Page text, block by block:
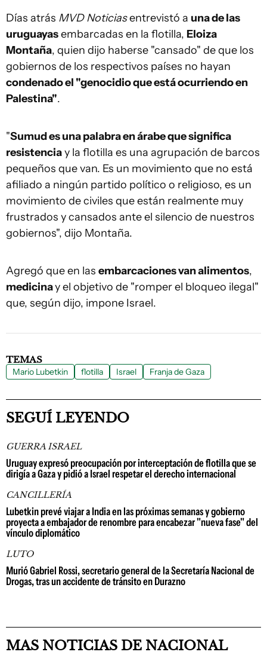
Días atrás MVD Noticiasentrevistó a una de las
uruguayasembarcadas en la flotilla, Eloiza
Montaña, quien dijo haberse "cansado" de que los
gobiernos de los respectivos países no hayan
condenado el "genocidio que está ocurriendo en
Palestina".
"Sumud es una palabra en árabe que significa
resistenciay la flotilla es una agrupación de barcos
pequeños que van. Es un movimiento que no está
afiliado a ningún partido político o religioso, es un
movimiento de civiles que están realmente muy
frustrados y cansados ante el silencio de nuestros
gobiernos", dijo Montaña.
Agregó que en las embarcaciones van alimentos,
medicinay el objetivo de "romper el bloqueo ilegal"
que, según dijo, impone Israel.
TEMAS
Mario Lubetkin flotilla Israel Franja de Gaza
SEGUÍ LEYENDO
GUERRA ISRAEL
Uruguay expresó preocupación por interceptación de flotilla que se
dirigía a Gaza y pidió a Israel respetar el derecho internacional
CANCILLERÍA
Lubetkin prevé viajar a India en las próximas semanas y gobierno
proyecta a embajador de renombre para encabezar "nueva fase" del
vínculo diplomático
LUTO
Murió Gabriel Rossi, secretario general de la Secretaría Nacional de
Drogas, tras un accidente de tránsito en Durazno
MAS NOTICIAS DE NACIONAL